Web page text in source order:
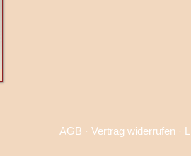
AGB · Vertrag widerrufen·